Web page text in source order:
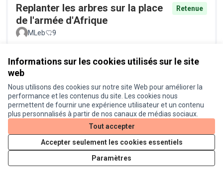
Informations sur les cookies utilisés sur le site
web
Nous utilisons des cookies sur notre site Web pour améliorer la
performance et les contenus du site. Les cookies nous
permettent de fournir une expérience utilisateur et un contenu
plus personnalisés à partir de nos canaux de médias sociaux.
Tout accepter
Accepter seulement les cookies essentiels
Paramètres
Replanter les arbres sur la place
de l'armée d'Afrique
Retenue
MLeb 9
Replanter les arbres / arbustes
morts Borderouge Sud
Retenue
Aurelien31 12